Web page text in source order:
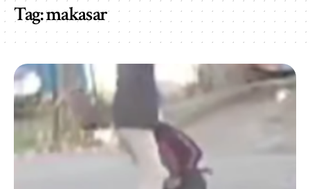
Tag:makasar